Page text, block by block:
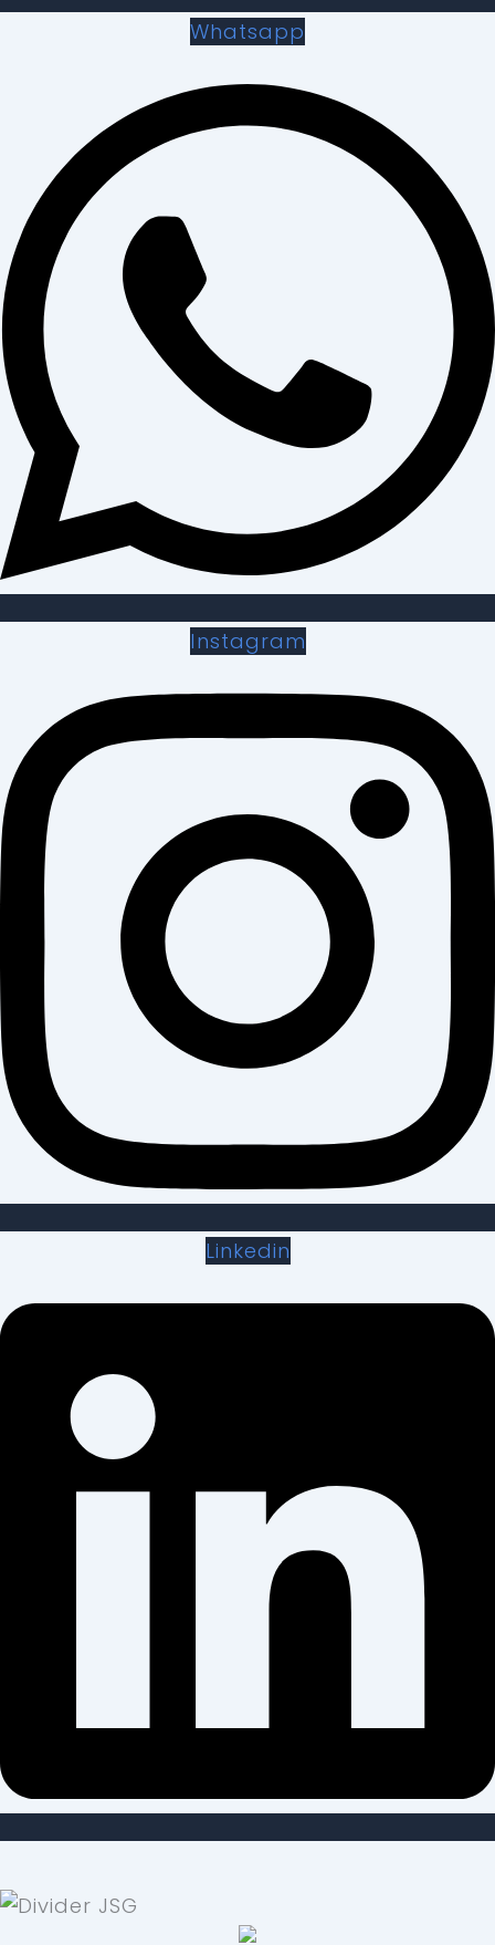
Whatsapp
Instagram
Linkedin